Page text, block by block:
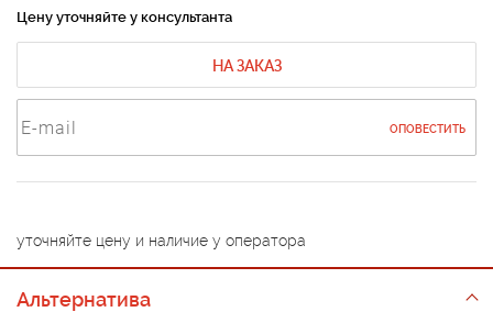
Цену уточняйте у консультанта
НА ЗАКАЗ
ОПОВЕСТИТЬ
уточняйте цену и наличие у оператора
Альтернатива